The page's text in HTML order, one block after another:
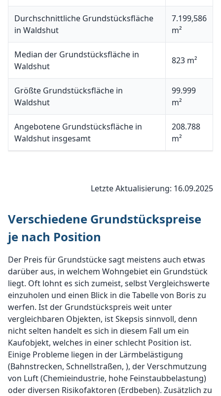
Durchschnittliche Grundstücksfläche
in Waldshut
7.199,586
m²
Median der Grundstücksfläche in
Waldshut
823 m²
Größte Grundstücksfläche in
Waldshut
99.999
m²
Angebotene Grundstücksfläche in
Waldshut insgesamt
208.788
m²
Letzte Aktualisierung: 16.09.2025
Verschiedene Grundstückspreise
je nach Position
Der Preis für Grundstücke sagt meistens auch etwas
darüber aus, in welchem Wohngebiet ein Grundstück
liegt. Oft lohnt es sich zumeist, selbst Vergleichswerte
einzuholen und einen Blick in die Tabelle von Boris zu
werfen. Ist der Grundstückspreis weit unter
vergleichbaren Objekten, ist Skepsis sinnvoll, denn
nicht selten handelt es sich in diesem Fall um ein
Kaufobjekt, welches in einer schlecht Position ist.
Einige Probleme liegen in der Lärmbelästigung
(Bahnstrecken, Schnellstraßen, ), der Verschmutzung
von Luft (Chemieindustrie, hohe Feinstaubbelastung)
oder diversen Risikofaktoren (Erdbeben). Zusätzlich zu